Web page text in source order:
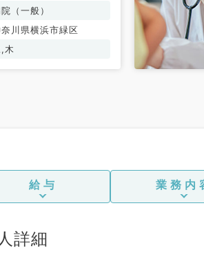
科、循環器内科、呼吸器
、消化器内科、内分
代謝内科、腎臓内科、
内科、膠原病科
（一般）
川県横浜市緑区
木
給与 業務内
詳細